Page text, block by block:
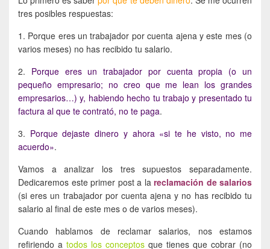
tres posibles respuestas:
1. Porque eres un trabajador por cuenta ajena y este mes (o
varios meses) no has recibido tu salario.
2. Porque eres un trabajador por cuenta propia (o un
pequeño empresario; no creo que me lean los grandes
empresarios…) y, habiendo hecho tu trabajo y presentado tu
factura al que te contrató, no te paga.
3. Porque dejaste dinero y ahora «si te he visto, no me
acuerdo».
Vamos a analizar los tres supuestos separadamente.
Dedicaremos este primer post a la reclamación de salarios
(si eres un trabajador por cuenta ajena y no has recibido tu
salario al final de este mes o de varios meses).
Cuando hablamos de reclamar salarios, nos estamos
refiriendo a todos los conceptos que tienes que cobrar (no